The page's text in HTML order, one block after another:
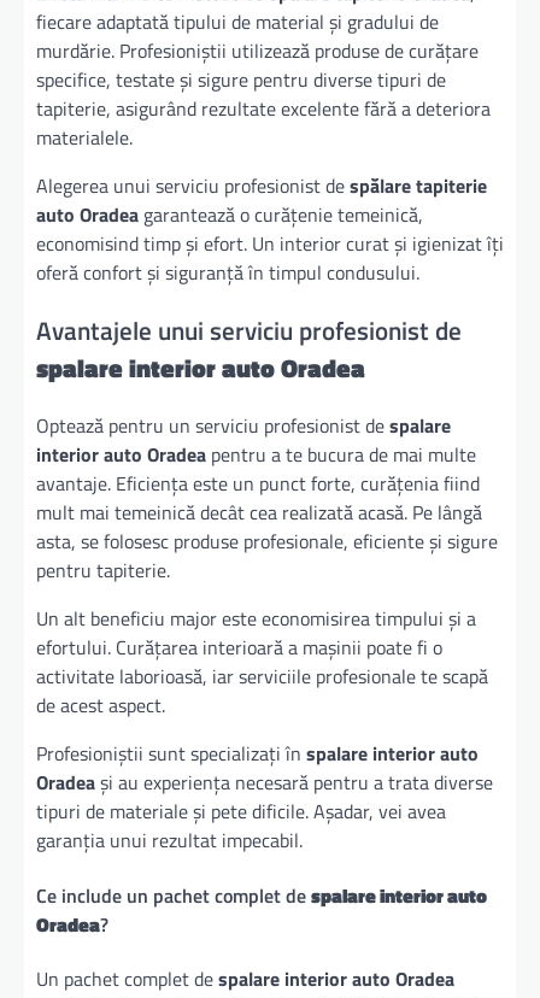
fiecare adaptată tipului de material și gradului de
murdărie. Profesioniștii utilizează produse de curățare
specifice, testate și sigure pentru diverse tipuri de
tapiterie, asigurând rezultate excelente fără a deteriora
materialele.
Alegerea unui serviciu profesionist despălare tapiterie
auto Oradea garantează o curățenie temeinică,
economisind timp și efort. Un interior curat și igienizat îți
oferă confort și siguranță în timpul condusului.
Avantajele unui serviciu profesionist de
spalare interior auto Oradea
Optează pentru un serviciu profesionist despalare
interior auto Oradea pentru a te bucura de mai multe
avantaje. Eficiența este un punct forte, curățenia fiind
mult mai temeinică decât cea realizată acasă. Pe lângă
asta, se folosesc produse profesionale, eficiente și sigure
pentru tapiterie.
Un alt beneficiu major este economisirea timpului și a
efortului. Curățarea interioară a mașinii poate fi o
activitate laborioasă, iar serviciile profesionale te scapă
de acest aspect.
Profesioniștii sunt specializați în spalare interior auto
Oradeași au experiența necesară pentru a trata diverse
tipuri de materiale și pete dificile. Așadar, vei avea
garanția unui rezultat impecabil.
Ce include un pachet complet despalare interior auto
Oradea?
Un pachet complet despalare interior auto Oradea